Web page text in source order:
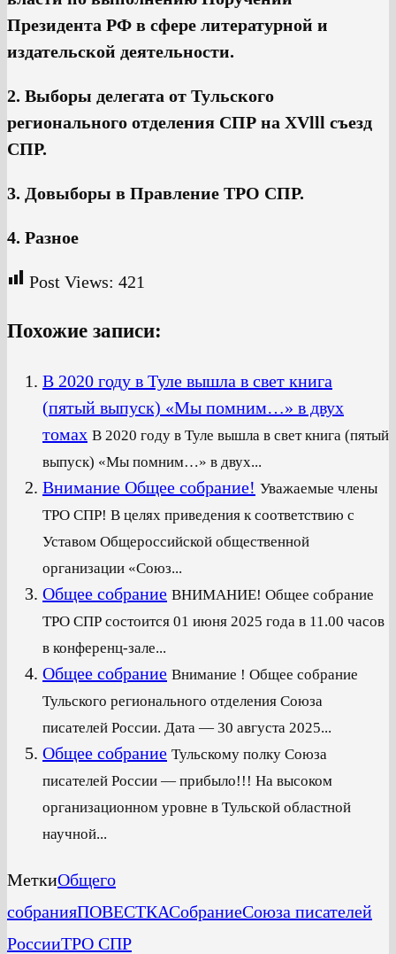
Президента РФ в сфере литературной и
издательской деятельности.
2. Выборы делегата от Тульского
регионального отделения СПР на XVlll съезд
СПР.
3. Довыборы в Правление ТРО СПР.
4. Разное
Post Views: 421
Похожие записи:
В 2020 году в Туле вышла в свет книга
(пятый выпуск) «Мы помним…» в двух
томах В 2020 году в Туле вышла в свет книга (пятый
выпуск) «Мы помним…» в двух...
Внимание Общее собрание! Уважаемые члены
ТРО СПР! В целях приведения к соответствию с
Уставом Общероссийской общественной
организации «Союз...
Общее собрание ВНИМАНИЕ! Общее собрание
ТРО СПР состоится 01 июня 2025 года в 11.00 часов
в конференц-зале...
Общее собрание Внимание ! Общее собрание
Тульского регионального отделения Союза
писателей России. Дата — 30 августа 2025...
Общее собрание Тульскому полку Союза
писателей России — прибыло!!! На высоком
организационном уровне в Тульской областной
научной...
МеткиОбщего
собранияПОВЕСТКАСобраниеСоюза писателей
РоссииТРО СПР